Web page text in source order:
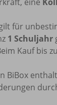
für
1 Schuljahr
Kauf bis
BiBox